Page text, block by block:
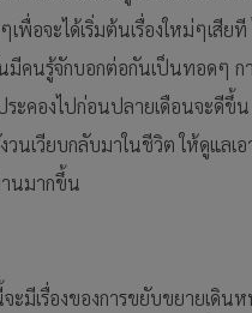
พื่อจะได้เริ่มต้นเรื่องใหม่ๆเสียที
คนรู้จักบอกต่อกันเป็นทอดๆ ก
ประคองไปก่อนปลายเดือนจะดีขึ้
วนเวียบกลับมาในชีวิต ให้ดูแลเ
นมากขึ้น
ะมีเรื่องของการขยับขยายเดินห